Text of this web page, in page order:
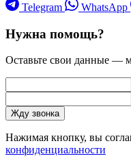
Telegram
WhatsApp
Нужна помощь?
Оставьте свои данные —
Жду звонка
Нажимая кнопку, вы
конфиденциальности